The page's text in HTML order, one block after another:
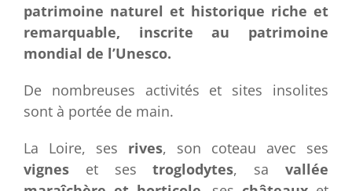
patrimoine naturel et historique riche et
remarquable, inscrite au patrimoine
mondial de l’Unesco.
De nombreuses activités et sites insolites
sont à portée de main.
La Loire, ses rives, son coteau avec ses
vignes et sestroglodytes, savallée